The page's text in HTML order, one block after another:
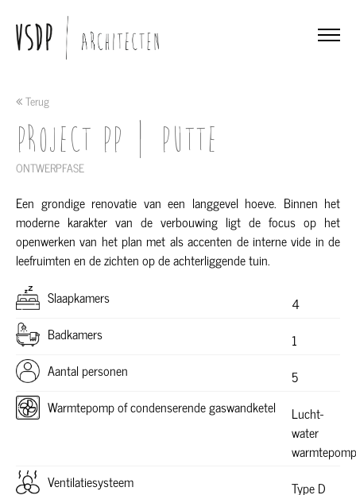
Terug
Project PP | Putte
ONTWERPFASE
Een grondige renovatie van een langgevel hoeve. Binnen het
moderne karakter van de verbouwing ligt de focus op het
openwerken van het plan met als accenten de interne vide in de
leefruimten en de zichten op de achterliggende tuin.
Slaapkamers
4
Badkamers
1
Aantal personen
5
Warmtepomp of condenserende gaswandketel
Lucht-
water
warmtepomp
Ventilatiesysteem
Type D